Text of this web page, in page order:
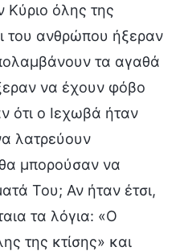
Κύριο όλης της
του ανθρώπου ήξεραν
τα αγαθά
να έχουν φόβο
ότι ο Ιεχωβά ήταν
λατρεύουν
μπορούσαν να
Του; Αν ήταν έτσι,
τα λόγια: «Ο
της κτίσης» και